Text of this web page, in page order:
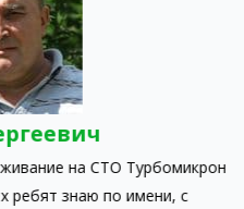
на СТО Турбомикрон
ребят знаю по имени, с